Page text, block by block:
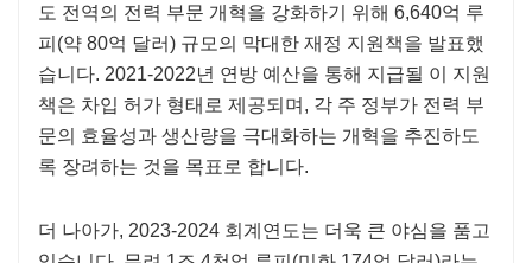
도 전역의 전력 부문 개혁을 강화하기 위해 6,640억 루
피(약 80억 달러) 규모의 막대한 재정 지원책을 발표했
습니다. 2021-2022년 연방 예산을 통해 지급될 이 지원
책은 차입 허가 형태로 제공되며, 각 주 정부가 전력 부
문의 효율성과 생산량을 극대화하는 개혁을 추진하도
록 장려하는 것을 목표로 합니다.
더 나아가, 2023-2024 회계연도는 더욱 큰 야심을 품고